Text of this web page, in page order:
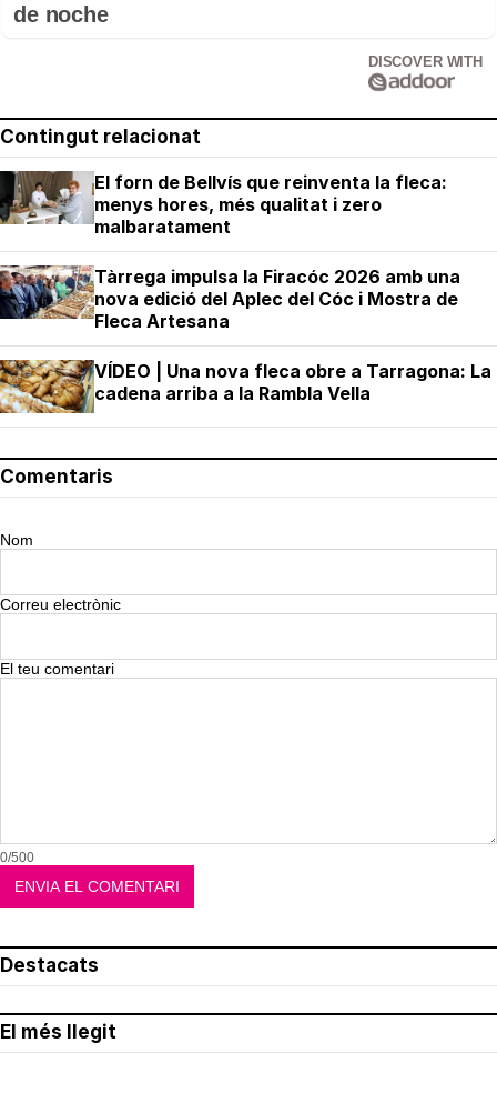
de noche
DISCOVER WITH
Contingut relacionat
El forn de Bellvís que reinventa la fleca:
menys hores, més qualitat i zero
malbaratament
Tàrrega impulsa la Firacóc 2026 amb una
nova edició del Aplec del Cóc i Mostra de
Fleca Artesana
VÍDEO | Una nova fleca obre a Tarragona: La
cadena arriba a la Rambla Vella
Comentaris
Nom
Correu electrònic
El teu comentari
0/500
Destacats
El més llegit